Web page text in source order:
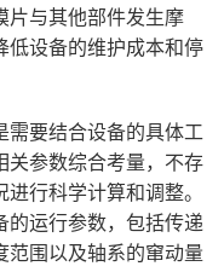
片与其他部件发生摩
低设备的维护成本和停
需要结合设备的具体工
关参数综合考量，不存
行科学计算和调整。
的运行参数，包括传递
范围以及轴系的窜动量